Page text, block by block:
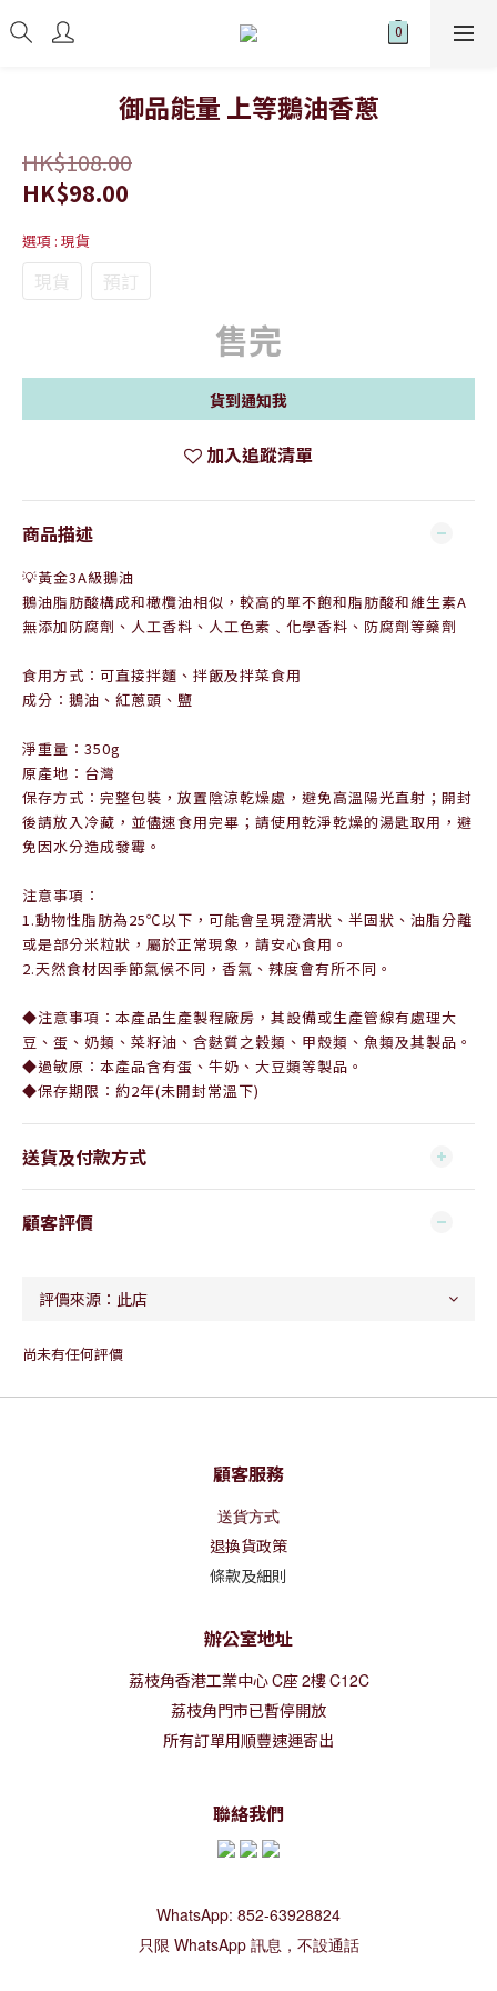
御品能量 上等鵝油香蔥
HK$108.00
HK$98.00
選項 : 現貨
現貨 預訂
售完
貨到通知我
加入追蹤清單
商品描述
💡黃金3A級鵝油
鵝油脂肪酸構成和橄欖油相似，較高的單不飽和脂肪酸和維生素A
無添加防腐劑、人工香料、人工色素﹑化學香料、防腐劑等藥劑
食用方式：可直接拌麵、拌飯及拌菜食用
成分：鵝油、紅蔥頭、鹽
淨重量：350g
原產地：台灣
保存方式：完整包裝，放置陰涼乾燥處，避免高溫陽光直射；開封
後請放入冷藏，並儘速食用完畢；請使用乾淨乾燥的湯匙取用，避
免因水分造成發霉。
注意事項：
1.動物性脂肪為25℃以下，可能會呈現澄清狀、半固狀、油脂分離
或是部分米粒狀，屬於正常現象，請安心食用。
2.天然食材因季節氣候不同，香氣、辣度會有所不同。
◆注意事項：本產品生產製程廠房，其設備或生產管線有處理大
豆、蛋、奶類、菜籽油、含麩質之穀類、甲殼類、魚類及其製品。
◆過敏原：本產品含有蛋、牛奶、大豆類等製品。
◆保存期限：約2年(未開封常溫下)
送貨及付款方式
顧客評價
尚未有任何評價
顧客服務
送貨方式
退換貨政策
條款及細則
辦公室地址
荔枝角香港工業中心C座2樓C12C
荔枝角門市已暫停開放
所有訂單用順豐速運寄出
聯絡我們
WhatsApp: 852-63928824
只限 WhatsApp 訊息，不設通話